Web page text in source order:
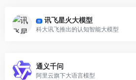
荐 讯飞星火大模型
科大讯飞推出的认知智能大模型
通义千问
阿里云旗下大语言模型